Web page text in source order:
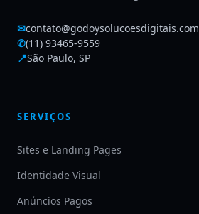
✉contato@godoysolucoesdigitais.com
✆(11) 93465-9559
📍São Paulo, SP
SERVIÇOS
Sites e Landing Pages
Identidade Visual
Anúncios Pagos